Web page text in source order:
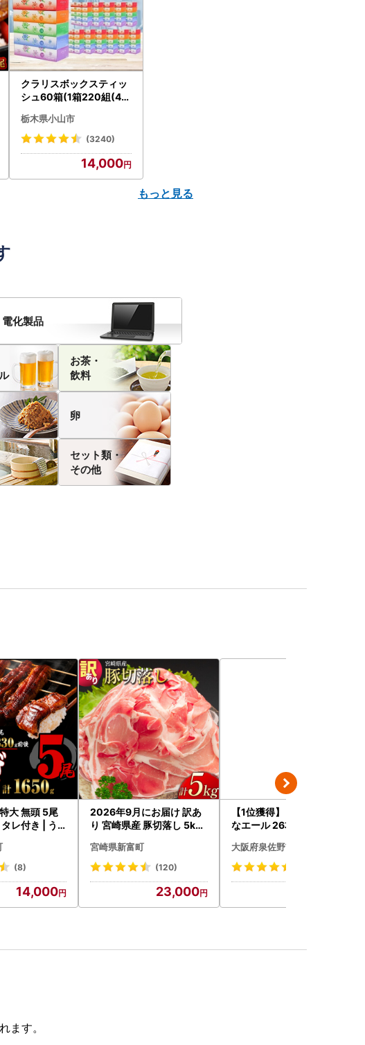
クラリスボックスティッ
シュ60箱(1箱220組(44
ト)【配送不可地域：離島
・沖縄県】【1256759】
栃木県小山市
(3240)
14,000
もっと見る
電化製品
お茶・
飲料
卵
セット類・
その他
大 無頭 5尾
レ付き | う
(8)
14,000
2026年9月にお届け 訳あ
り 宮崎県産 豚切落し 5kg
宮崎県新富町
(120)
23,000
【1位獲得】ビール よなよ
なエール 26本 ビール
大阪府泉佐野市
ます。